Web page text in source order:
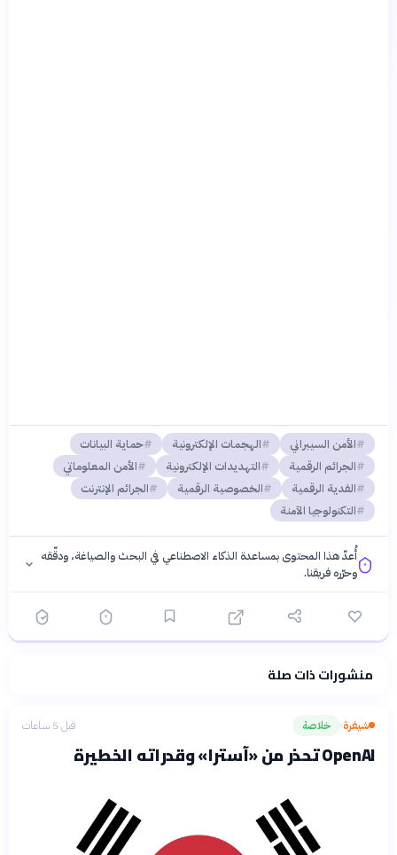
الأمن السيبراني الهجمات الإلكترونية
حماية البيانات
الجرائم الرقمية
التهديدات الإلكترونية
الأمن المعلوماتي
الفدية الرقمية
الخصوصية الرقمية
الجرائم الإنترنت
التكنولوجيا الآمنة
أُعدّ هذا المحتوى بمساعدة الذكاء الاصطناعي في البحث والصياغة، ودقّقه
وحرّره فريقنا.
فلسفتنا المعرفية· سياسة الذكاء الاصطناعيمنشورات ذات صلة
شيفرة› خلاصة قبل 5 ساعات
OpenAI تحذر من «آسترا» وقدراته الخطيرة